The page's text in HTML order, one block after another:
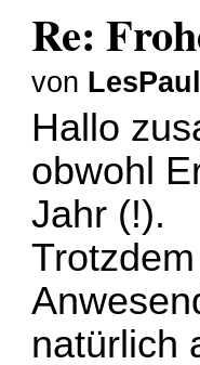
Re:
von LesPaul
Hallo
obwohl
Jahr (!).
natürlich